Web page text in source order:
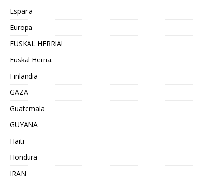
España
Europa
EUSKAL HERRIA!
Euskal Herria.
Finlandia
GAZA
Guatemala
GUYANA
Haiti
Hondura
IRAN